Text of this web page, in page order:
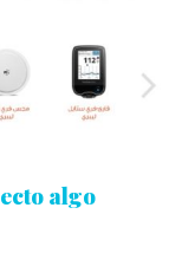
algo